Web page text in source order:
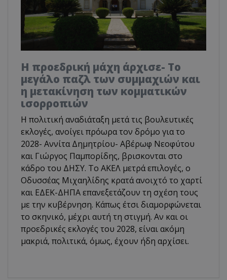
Η προεδρική μάχη άρχισε- Το
μεγάλο παζλ των συμμαχιών και
η μετακίνηση των κομματικών
ισορροπιών
Η πολιτική αναδιάταξη μετά τις βουλευτικές
εκλογές, ανοίγει πρόωρα τον δρόμο για το
2028- Αννίτα Δημητρίου- Αβέρωφ Νεοφύτου
και Γιώργος Παμπορίδης, βρισκονται στο
κάδρο του ΔΗΣΥ. Το ΑΚΕΛ μετρά επιλογές, ο
Οδυσσέας Μιχαηλίδης κρατά ανοιχτό το χαρτί
και ΕΔΕΚ-ΔΗΠΑ επανεξετάζουν τη σχέση τους
με την κυβέρνηση. Κάπως έτσι διαμορφώνεται
το σκηνικό, μέχρι αυτή τη στιγμή. Αν και οι
προεδρικές εκλογές του 2028, είναι ακόμη
μακριά, πολιτικά, όμως, έχουν ήδη αρχίσει.